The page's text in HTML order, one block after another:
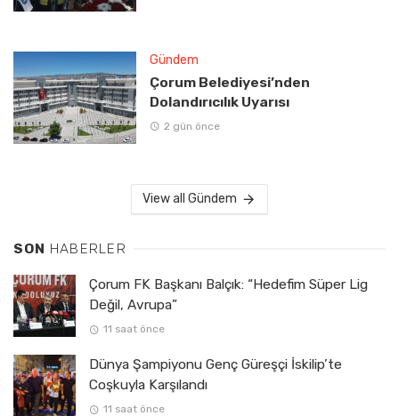
Gündem
Çorum Belediyesi’nden
Dolandırıcılık Uyarısı
2 gün önce
View all Gündem
SON HABERLER
Çorum FK Başkanı Balçık: “Hedefim Süper Lig
Değil, Avrupa”
11 saat önce
Dünya Şampiyonu Genç Güreşçi İskilip’te
Coşkuyla Karşılandı
11 saat önce